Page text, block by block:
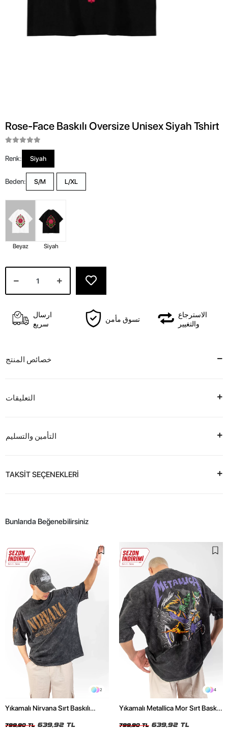
Rose-Face Baskılı Oversize Unisex Siyah Tshirt
Renk: Siyah
Beden: S/M L/XL
Beyaz Siyah
ارسال
سريع
تسوق مأمن
الاسترجاع
والتغيير
خصائص المنتج
التعليقات
التأمين والتسليم
TAKSİT SEÇENEKLERİ
Bunlarıda Beğenebilirsiniz
2
Yıkamalı Nirvana Sırt Baskılı
799,90 TL 639,92 TL
4
Yıkamalı Metallica Mor Sırt Baskılı
799,90 TL 639,92 TL